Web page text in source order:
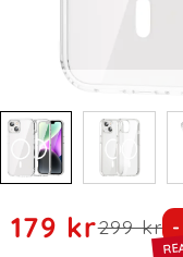
Handla denna
rea pris
179 krtidigare
299 kr